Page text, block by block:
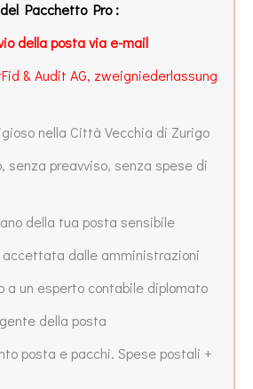
Pacchetto Pro :
della posta via e-mail
& Audit AG, zweigniederlassung
nella Città Vecchia di Zurigo
senza preavviso, senza spese di
della tua posta sensibile
accettata dalle amministrazioni
a un esperto contabile diplomato
della posta
posta e pacchi. Spese postali +